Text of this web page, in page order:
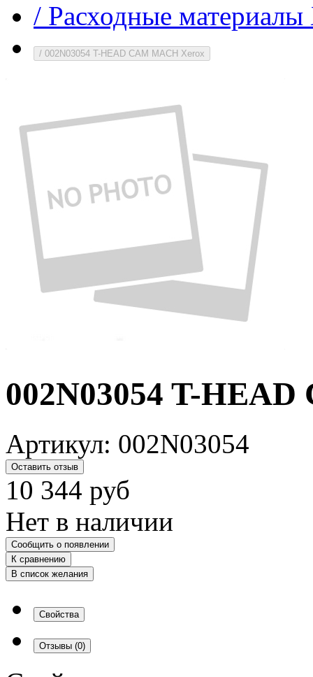
/ Расходные
/ 002N03054 T-HEAD CAM MACH Xerox
002N03054 T-
Артикул: 002N03054
Оставить отзыв
10 344 руб
Нет в наличии
Сообщить о появлении
К сравнению
В список желания
Свойства
Отзывы (0)